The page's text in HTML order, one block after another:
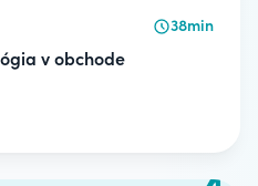
38min
v obchode